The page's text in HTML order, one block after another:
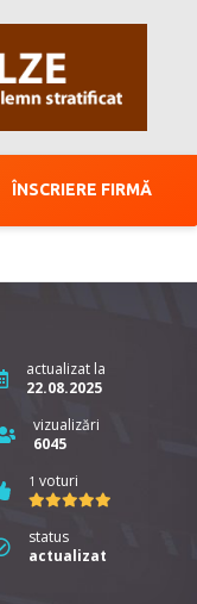
ÎNSCRIERE FIRMĂ
actualizat la
22.08.2025
vizualizări
6045
1 voturi
status
actualizat